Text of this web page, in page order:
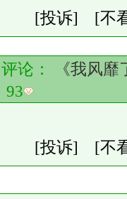
[投诉]
[不
评论：
《我风
93
[投诉]
[不